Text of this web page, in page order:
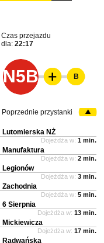
Czas przejazdu
dla: 22:17
N5B B
Poprzednie przystanki
Lutomierska NŻ
Dojeżdża w: 1 min.
Manufaktura
Dojeżdża w: 2 min.
Legionów
Dojeżdża w: 3 min.
Zachodnia
Dojeżdża w: 5 min.
6 Sierpnia
Dojeżdża w: 13 min.
Mickiewicza
Dojeżdża w: 17 min.
Radwańska